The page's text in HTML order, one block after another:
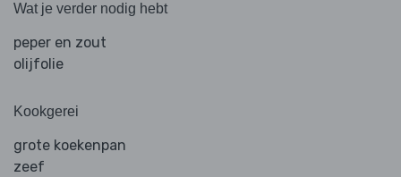
Wat je verder nodig hebt
peper en zout
olijfolie
Kookgerei
grote koekenpan
zeef